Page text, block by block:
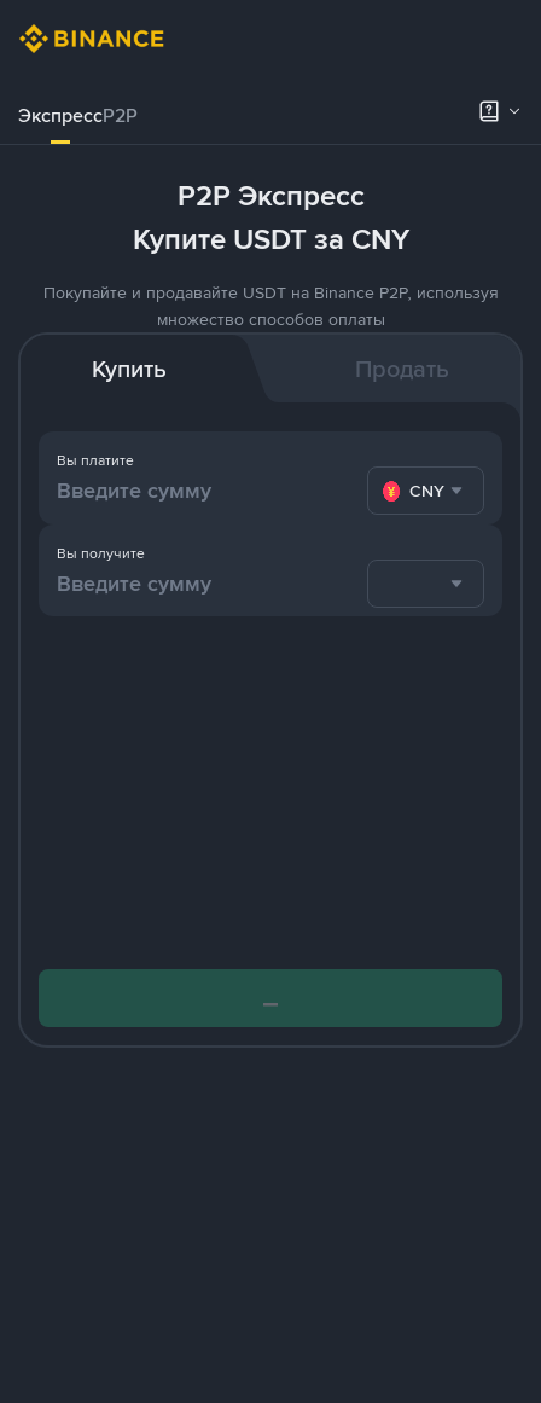
ЭкспрессP2P
P2P Экспресс
Купите USDT за CNY
Покупайте и продавайте USDT на Binance P2P, используя
множество способов оплаты
Купить Продать
Вы платите
CNY
Вы получите